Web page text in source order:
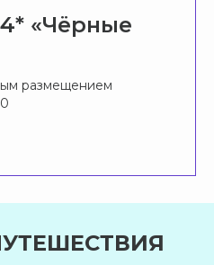
«Чёрные
размещением